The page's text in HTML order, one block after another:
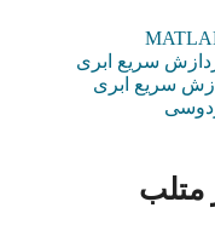
سریع ابری
سریع ابری
متلب